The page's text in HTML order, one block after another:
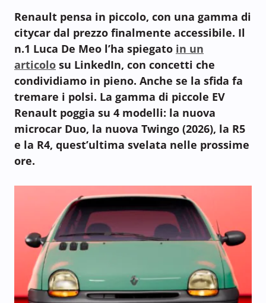
Renault pensa in piccolo, con una gamma di
citycar dal prezzo finalmente accessibile. Il
n.1 Luca De Meo l’ha spiegato in un
articolo su LinkedIn, con concetti che
condividiamo in pieno. Anche se la sfida fa
tremare i polsi. La gamma di piccole EV
Renault poggia su 4 modelli: la nuova
microcar Duo, la nuova Twingo (2026), la R5
e la R4, quest’ultima svelata nelle prossime
ore.